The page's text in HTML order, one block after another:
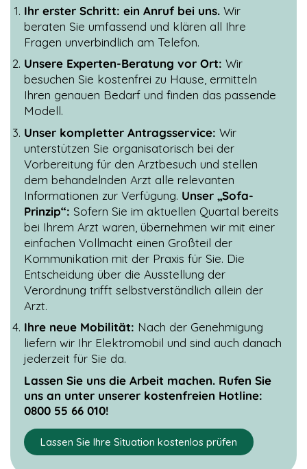
Ihr erster Schritt: ein Anruf bei uns. Wir
beraten Sie umfassend und klären all Ihre
Fragen unverbindlich am Telefon.
Unsere Experten-Beratung vor Ort: Wir
besuchen Sie kostenfrei zu Hause, ermitteln
Ihren genauen Bedarf und finden das passende
Modell.
Unser kompletter Antragsservice: Wir
unterstützen Sie organisatorisch bei der
Vorbereitung für den Arztbesuch und stellen
dem behandelnden Arzt alle relevanten
Informationen zur Verfügung. Unser „Sofa-
Prinzip“: Sofern Sie im aktuellen Quartal bereits
bei Ihrem Arzt waren, übernehmen wir mit einer
einfachen Vollmacht einen Großteil der
Kommunikation mit der Praxis für Sie. Die
Entscheidung über die Ausstellung der
Verordnung trifft selbstverständlich allein der
Arzt.
Ihre neue Mobilität: Nach der Genehmigung
liefern wir Ihr Elektromobil und sind auch danach
jederzeit für Sie da.
Lassen Sie uns die Arbeit machen. Rufen Sie
uns an unter unserer kostenfreien Hotline:
0800 55 66 010!
Lassen Sie Ihre Situation kostenlos prüfen